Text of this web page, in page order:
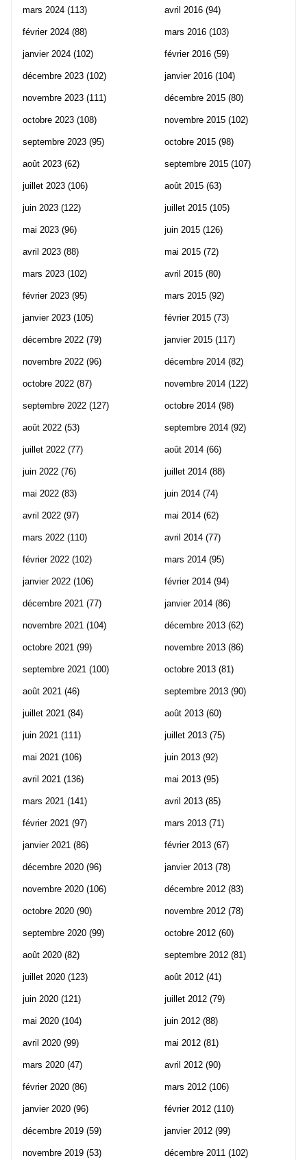
mars 2024 (113)
février 2024 (88)
janvier 2024 (102)
décembre 2023 (102)
novembre 2023 (111)
octobre 2023 (108)
septembre 2023 (95)
août 2023 (62)
juillet 2023 (106)
juin 2023 (122)
mai 2023 (96)
avril 2023 (88)
mars 2023 (102)
février 2023 (95)
janvier 2023 (105)
décembre 2022 (79)
novembre 2022 (96)
octobre 2022 (87)
septembre 2022 (127)
août 2022 (53)
juillet 2022 (77)
juin 2022 (76)
mai 2022 (83)
avril 2022 (97)
mars 2022 (110)
février 2022 (102)
janvier 2022 (106)
décembre 2021 (77)
novembre 2021 (104)
octobre 2021 (99)
septembre 2021 (100)
août 2021 (46)
juillet 2021 (84)
juin 2021 (111)
mai 2021 (106)
avril 2021 (136)
mars 2021 (141)
février 2021 (97)
janvier 2021 (86)
décembre 2020 (96)
novembre 2020 (106)
octobre 2020 (90)
septembre 2020 (99)
août 2020 (82)
juillet 2020 (123)
juin 2020 (121)
mai 2020 (104)
avril 2020 (99)
mars 2020 (47)
février 2020 (86)
janvier 2020 (96)
décembre 2019 (59)
novembre 2019 (53)
avril 2016 (94)
mars 2016 (103)
février 2016 (59)
janvier 2016 (104)
décembre 2015 (80)
novembre 2015 (102)
octobre 2015 (98)
septembre 2015 (107)
août 2015 (63)
juillet 2015 (105)
juin 2015 (126)
mai 2015 (72)
avril 2015 (80)
mars 2015 (92)
février 2015 (73)
janvier 2015 (117)
décembre 2014 (82)
novembre 2014 (122)
octobre 2014 (98)
septembre 2014 (92)
août 2014 (66)
juillet 2014 (88)
juin 2014 (74)
mai 2014 (62)
avril 2014 (77)
mars 2014 (95)
février 2014 (94)
janvier 2014 (86)
décembre 2013 (62)
novembre 2013 (86)
octobre 2013 (81)
septembre 2013 (90)
août 2013 (60)
juillet 2013 (75)
juin 2013 (92)
mai 2013 (95)
avril 2013 (85)
mars 2013 (71)
février 2013 (67)
janvier 2013 (78)
décembre 2012 (83)
novembre 2012 (78)
octobre 2012 (60)
septembre 2012 (81)
août 2012 (41)
juillet 2012 (79)
juin 2012 (88)
mai 2012 (81)
avril 2012 (90)
mars 2012 (106)
février 2012 (110)
janvier 2012 (99)
décembre 2011 (102)